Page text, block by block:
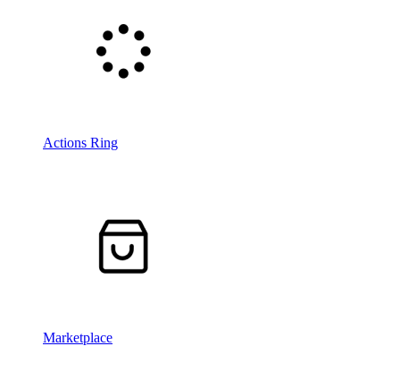
Actions Ring
Marketplace